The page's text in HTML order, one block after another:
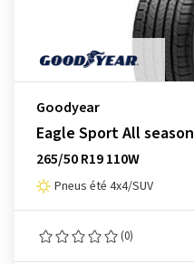
Goodyear
Eagle Sport All season
265/50 R19 110W
Pneus été 4x4/SUV
(0)